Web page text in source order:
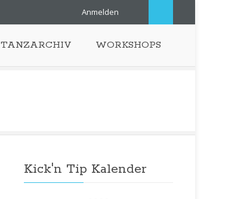
Anmelden
TANZARCHIV WORKSHOPS
Kick'n Tip Kalender